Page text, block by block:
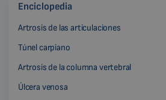
Enciclopedia
Artrosis de las articulaciones
Túnel carpiano
Artrosis de la columna vertebral
Úlcera venosa